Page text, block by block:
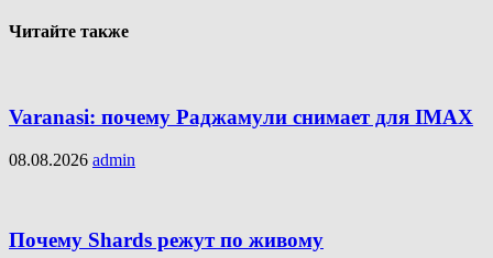
Читайте также
Varanasi: почему Раджамули снимает для IMAX
08.08.2026 admin
Почему Shards режут по живому